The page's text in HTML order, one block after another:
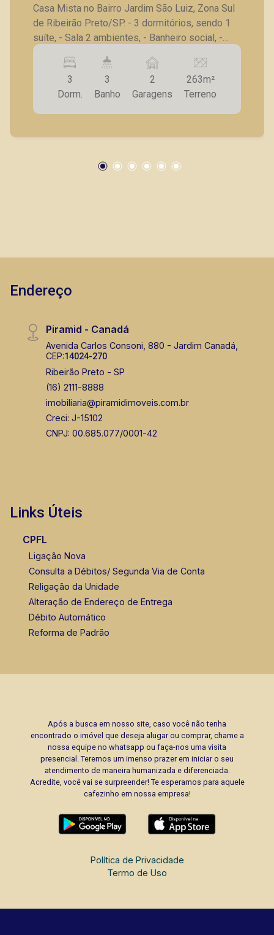
Casa Mista no Bairro Jardim São Luiz, Zona Sul
de Ribeirão Preto/SP. - 3 dormitórios, sendo 1
suíte, - Sala 2 ambientes, - Banheiro social, -
Cozinha com gabinete, - Copa, - Quintal, - 2
vagas de garagem. A Piramid tem como objetivo
atender seus clientes com agilidade e
segurança, em locação, vendas de imóveis
prontos, usados ou mesmo nos principais
3
Dorm.
3
Banho
2
Garagens
263m²
Terreno
Endereço
Piramid - Canadá
Avenida Carlos Consoni, 880 - Jardim Canadá,
CEP:14024-270
Ribeirão Preto - SP
(16) 2111-8888
imobiliaria@piramidimoveis.com.br
Creci: J-15102
CNPJ: 00.685.077/0001-42
Links Úteis
CPFL
Ligação Nova
Consulta a Débitos/ Segunda Via de Conta
Religação da Unidade
Alteração de Endereço de Entrega
Débito Automático
Reforma de Padrão
Após a busca em nosso site, caso você não tenha
encontrado o imóvel que deseja alugar ou comprar, chame a
nossa equipe no whatsapp ou faça-nos uma visita
presencial. Teremos um imenso prazer em iniciar o seu
atendimento de maneira humanizada e diferenciada.
Acredite, você vai se surpreender! Te esperamos para aquele
cafezinho em nossa empresa!
Política de Privacidade
Termo de Uso